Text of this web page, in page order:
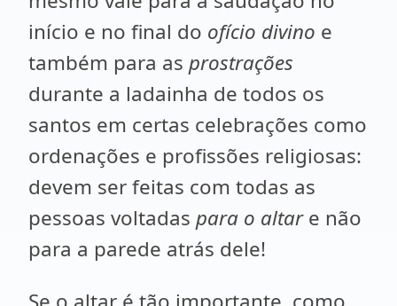
início e no final do ofício divino e
também para as prostrações
durante a ladainha de todos os
santos em certas celebrações como
ordenações e profissões religiosas:
devem ser feitas com todas as
pessoas voltadas para o altare não
para a parede atrás dele!